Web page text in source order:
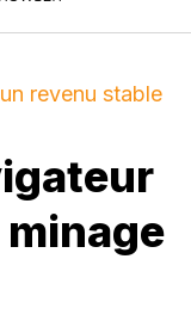
revenu stable